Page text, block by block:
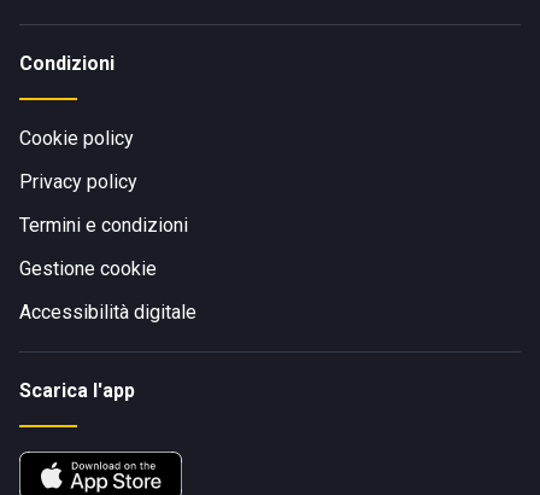
Condizioni
Cookie policy
Privacy policy
Termini e condizioni
Gestione cookie
Accessibilità digitale
Scarica l'app